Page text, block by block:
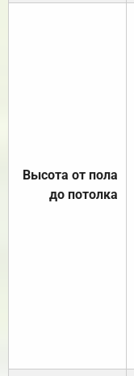
Высота от пола
до потолка